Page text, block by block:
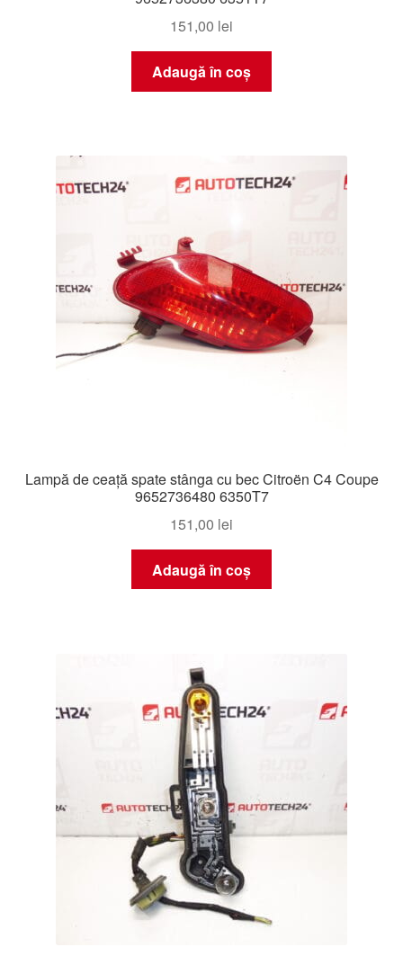
151,00 lei
Adaugă în coș
Lampă de ceață spate stânga cu bec Citroën C4 Coupe
9652736480 6350T7
151,00 lei
Adaugă în coș